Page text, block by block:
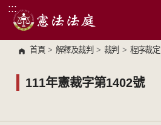
跳到主要內容區塊
:::
首頁 > 解釋及裁判 > 裁判 > 程序裁定
111年憲裁字第1402號